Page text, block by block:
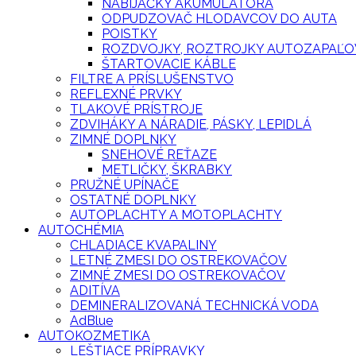
NABÍJAČKY AKUMULÁTORA
ODPUDZOVAČ HLODAVCOV DO AUTA
POISTKY
ROZDVOJKY, ROZTROJKY
ŠTARTOVACIE KÁBLE
FILTRE A PRÍSLUŠENSTVO
REFLEXNÉ PRVKY
TLAKOVÉ PRÍSTROJE
ZDVIHÁKY A NÁRADIE, PÁSKY, LEPIDLÁ
ZIMNÉ DOPLNKY
SNEHOVÉ REŤAZE
METLIČKY, ŠKRABKY
PRUŽNÉ UPÍNAČE
OSTATNÉ DOPLNKY
AUTOPLACHTY A MOTOPLACHTY
AUTOCHÉMIA
CHLADIACE KVAPALINY
LETNÉ ZMESI DO OSTREKOVAČOV
ZIMNÉ ZMESI DO OSTREKOVAČOV
ADITÍVA
DEMINERALIZOVANÁ TECHNICKÁ VODA
AdBlue
AUTOKOZMETIKA
LEŠTIACE PRÍPRAVKY